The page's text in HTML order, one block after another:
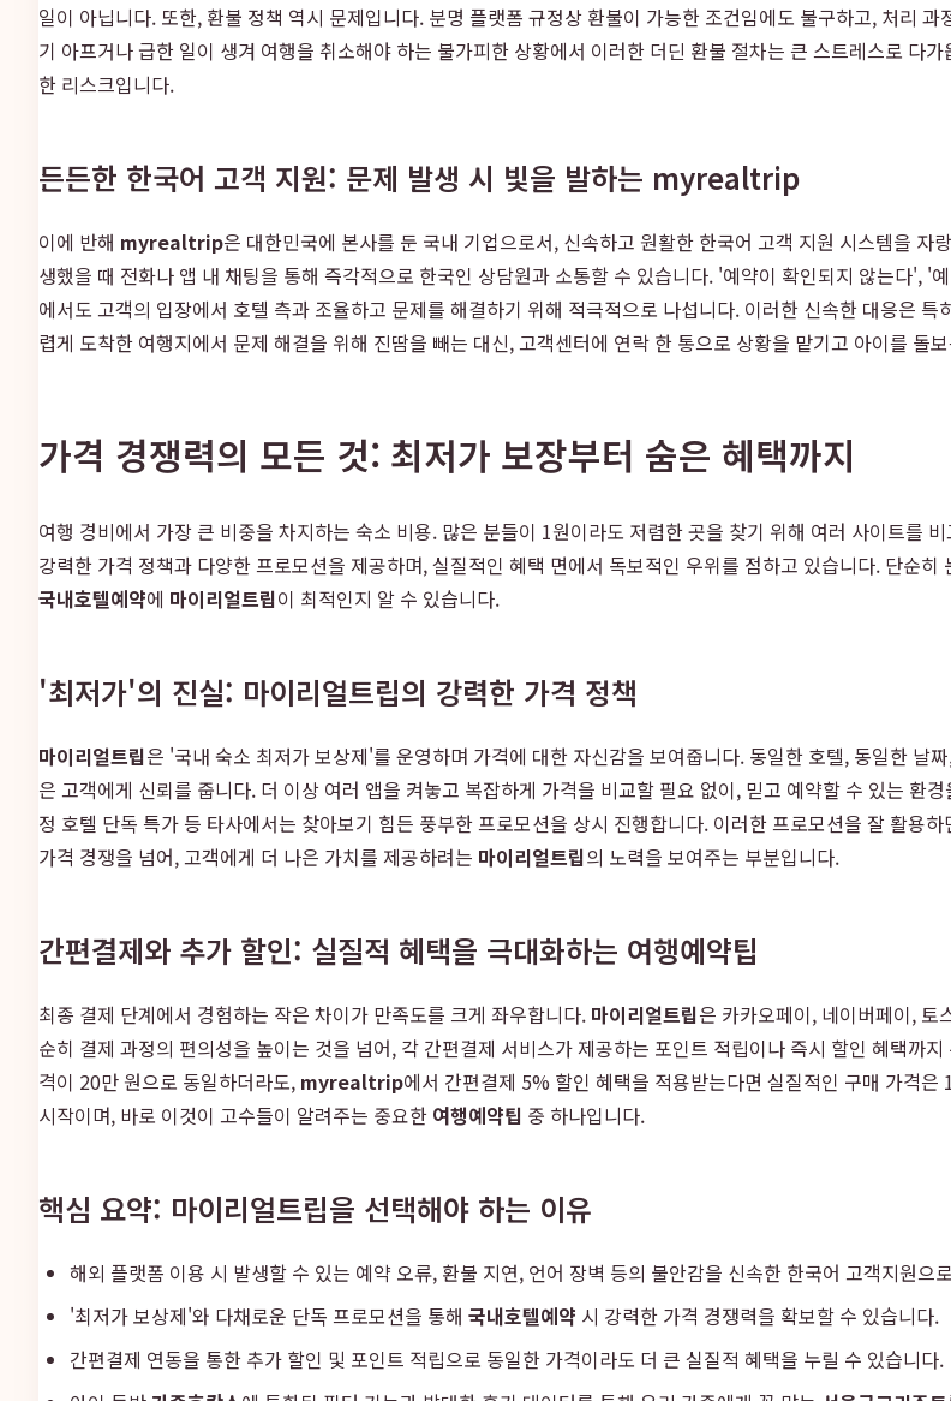
일이 아닙니다. 또한, 환불 정책 역시 문제입니다. 분명 플랫폼 규정상 환불이 가능한 조건임에도 불구하고, 처리
기 아프거나 급한 일이 생겨 여행을 취소해야 하는 불가피한 상황에서 이러한 더딘 환불 절차는 큰 스트레스로 다
한 리스크입니다.
든든한 한국어 고객 지원: 문제 발생 시 빛을 발하는 myrealtrip
이에 반해 myrealtrip은 대한민국에 본사를 둔 국내 기업으로서, 신속하고 원활한 한국어 고객 지원 시스템을
생했을 때 전화나 앱 내 채팅을 통해 즉각적으로 한국인 상담원과 소통할 수 있습니다. '예약이 확인되지 않는다',
에서도 고객의 입장에서 호텔 측과 조율하고 문제를 해결하기 위해 적극적으로 나섭니다. 이러한 신속한 대응은 특
렵게 도착한 여행지에서 문제 해결을 위해 진땀을 빼는 대신, 고객센터에 연락 한 통으로 상황을 맡기고 아이를 돌
가격 경쟁력의 모든 것: 최저가 보장부터 숨은 혜택까지
여행 경비에서 가장 큰 비중을 차지하는 숙소 비용. 많은 분들이 1원이라도 저렴한 곳을 찾기 위해 여러 사이트를
강력한 가격 정책과 다양한 프로모션을 제공하며, 실질적인 혜택 면에서 독보적인 우위를 점하고 있습니다. 단순
국내호텔예약에 마이리얼트립이 최적인지 알 수 있습니다.
'최저가'의 진실: 마이리얼트립의 강력한 가격 정책
마이리얼트립은 '국내 숙소 최저가 보상제'를 운영하며 가격에 대한 자신감을 보여줍니다. 동일한 호텔, 동일한 날
은 고객에게 신뢰를 줍니다. 더 이상 여러 앱을 켜놓고 복잡하게 가격을 비교할 필요 없이, 믿고 예약할 수 있는 환
정 호텔 단독 특가 등 타사에서는 찾아보기 힘든 풍부한 프로모션을 상시 진행합니다. 이러한 프로모션을 잘 활용
가격 경쟁을 넘어, 고객에게 더 나은 가치를 제공하려는 마이리얼트립의 노력을 보여주는 부분입니다.
간편결제와 추가 할인: 실질적 혜택을 극대화하는 여행예약팁
최종 결제 단계에서 경험하는 작은 차이가 만족도를 크게 좌우합니다. 마이리얼트립은 카카오페이, 네이버페이, 토
순히 결제 과정의 편의성을 높이는 것을 넘어, 각 간편결제 서비스가 제공하는 포인트 적립이나 즉시 할인 혜택까
격이 20만 원으로 동일하더라도, myrealtrip에서 간편결제 5% 할인 혜택을 적용받는다면 실질적인 구매 가격
시작이며, 바로 이것이 고수들이 알려주는 중요한 여행예약팁 중 하나입니다.
핵심 요약: 마이리얼트립을 선택해야 하는 이유
해외 플랫폼 이용 시 발생할 수 있는 예약 오류, 환불 지연, 언어 장벽 등의 불안감을 신속한 한국어 고객지원으
'최저가 보상제'와 다채로운 단독 프로모션을 통해 국내호텔예약 시 강력한 가격 경쟁력을 확보할 수 있습니다.
간편결제 연동을 통한 추가 할인 및 포인트 적립으로 동일한 가격이라도 더 큰 실질적 혜택을 누릴 수 있습니다.